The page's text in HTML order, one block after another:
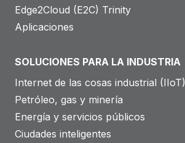
Edge2Cloud (E2C) Trinity
Aplicaciones
SOLUCIONES PARA LA INDUSTRIA
Internet de las cosas industrial (IIoT)
Petróleo, gas y minería
Energía y servicios públicos
Ciudades inteligentes